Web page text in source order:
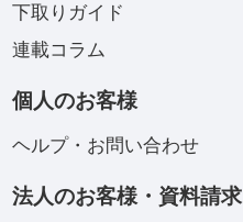
下取りガイド
連載コラム
個人のお客様
ヘルプ・お問い合わせ
法人のお客様・資料請求